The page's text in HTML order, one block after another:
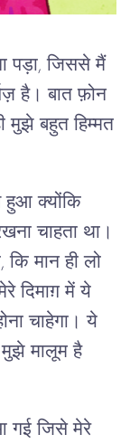
पड़ा, जिससे मैं
है। बात फ़ोन
मुझे बहुत हिम्मत
हुआ क्योंकि
चाहता था।
मान ही लो
दिमाग़ में ये
चाहेगा। ये
मालूम है
गई जिसे मेरे